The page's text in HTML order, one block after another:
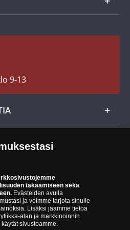
verkkokaupassa
9-13
takaamiseen sekä
Evästeiden avulla
ja voimme tarjota sinulle
Lisäksi jaamme tietoa
alan ja markkinoinnin
sivustoamme.